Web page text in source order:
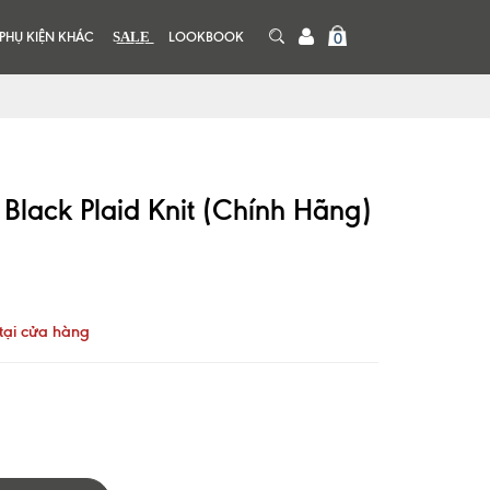
PHỤ KIỆN KHÁC S͟A͟L͟E͟ LOOKBOOK 0
Plaid Knit (Chính Hãng)
cửa hàng